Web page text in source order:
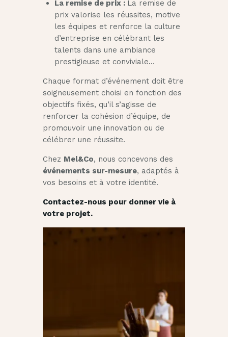
La remise de prix : La remise de
prix valorise les réussites, motive
les équipes et renforce la culture
d’entreprise en célébrant les
talents dans une ambiance
prestigieuse et conviviale…
Chaque format d’événement doit être
soigneusement choisi en fonction des
objectifs fixés, qu’il s’agisse de
renforcer la cohésion d’équipe, de
promouvoir une innovation ou de
célébrer une réussite.
Chez Mel&Co, nous concevons des
événements sur-mesure, adaptés à
vos besoins et à votre identité.
Contactez-nous pour donner vie à
votre projet.